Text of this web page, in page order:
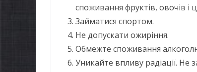
споживання фруктів, овочів і
Займатися спортом.
Не допускати ожиріння.
Обмежте споживання
Уникайте впливу радіації. Не